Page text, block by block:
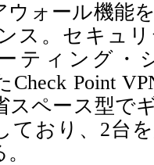
ウォール機能
ス。セキュ
ティング・
Check Point
スペース型で
ており、2台